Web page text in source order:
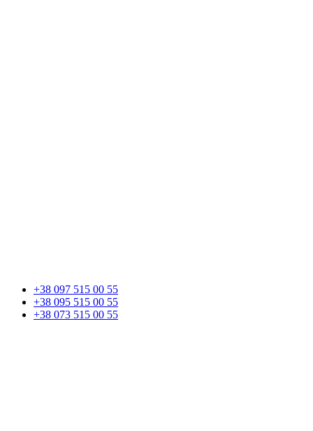
+38 097 515 00 55
+38 095 515 00 55
+38 073 515 00 55